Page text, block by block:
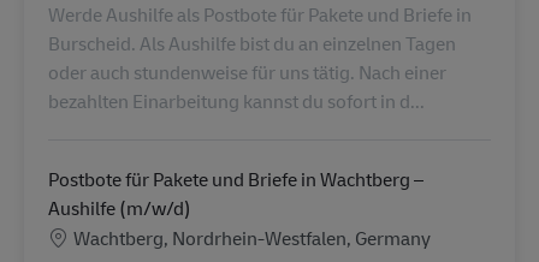
Werde Aushilfe als Postbote für Pakete und Briefe in
Burscheid. Als Aushilfe bist du an einzelnen Tagen
oder auch stundenweise für uns tätig. Nach einer
bezahlten Einarbeitung kannst du sofort in d...
Postbote für Pakete und Briefe in Wachtberg –
Aushilfe (m/w/d)
LieuWachtberg, Nordrhein-Westfalen, Germany